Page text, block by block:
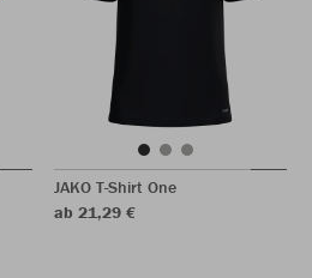
JAKO T-Shirt One
ab 21,29 €